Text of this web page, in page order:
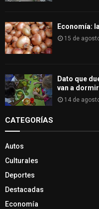
Economía:
15 de
Dato que
van a
14 de
CATEGORÍAS
Autos
Culturales
Deportes
Destacadas
Economía